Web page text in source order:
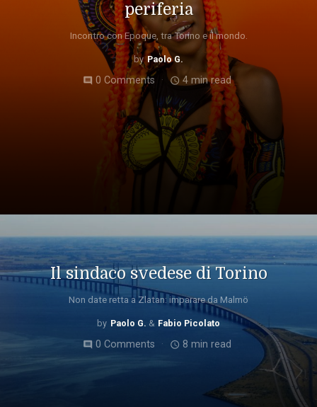
periferia
Incontro con Epoque, tra Torino e il mondo.
Paolo G.
comment 0 Comments access_time 4 min read
Il sindaco svedese di Torino
Non date retta a Zlatan: imparare da Malmö
Paolo G. Fabio Picolato
comment0 Comments access_time 8 min read